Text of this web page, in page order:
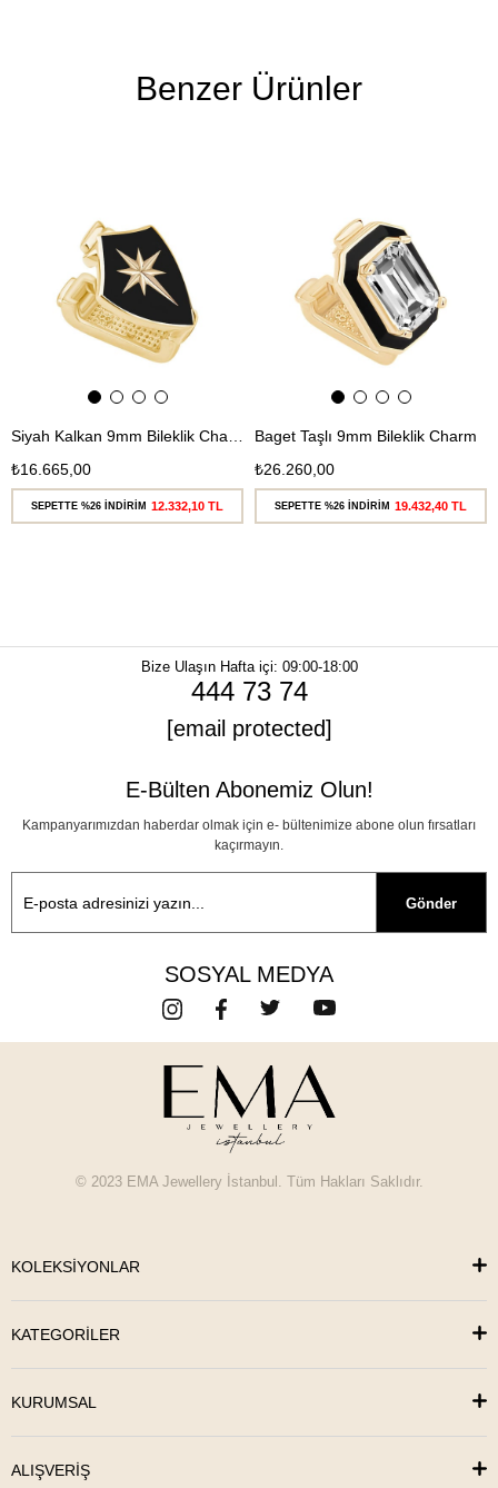
Benzer Ürünler
Siyah Kalkan 9mm Bileklik Charm
₺16.665,00
SEPETTE %26 İNDİRİM 12.332,10 TL
Baget Taşlı 9mm Bileklik Charm
₺26.260,00
SEPETTE %26 İNDİRİM 19.432,40 TL
Bize Ulaşın
444 73 74
[email protected]
Hafta içi: 09:00-18:00
E-Bülten Abonemiz Olun!
Kampanyarımızdan haberdar olmak için e- bültenimize abone olun fırsatları
kaçırmayın.
Gönder
SOSYAL MEDYA
© 2023 EMA Jewellery İstanbul. Tüm Hakları Saklıdır.
KOLEKSİYONLAR
KATEGORİLER
KURUMSAL
ALIŞVERİŞ